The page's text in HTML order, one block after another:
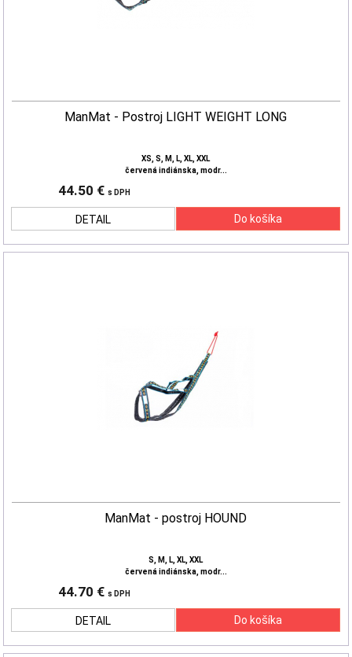
ManMat - Postroj LIGHT WEIGHT LONG
XS, S, M, L, XL, XXL
červená indiánska, modr...
44.50 € s DPH
DETAIL
ManMat - postroj HOUND
S, M, L, XL, XXL
červená indiánska, modr...
44.70 € s DPH
DETAIL